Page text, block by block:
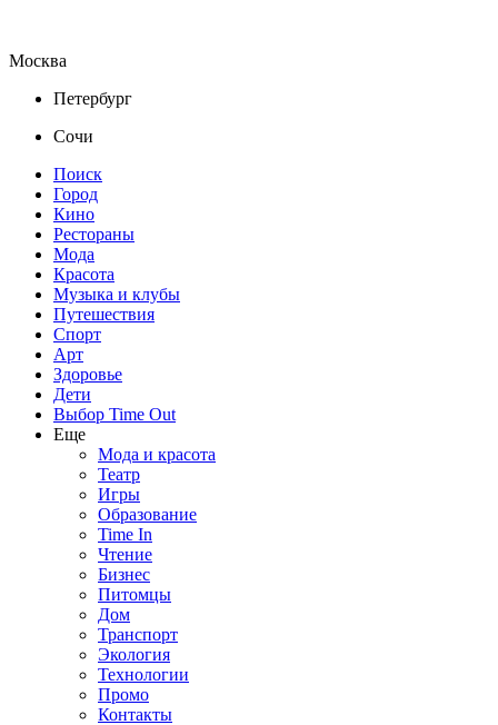
Москва
Петербург
Сочи
Поиск
Город
Кино
Рестораны
Мода
Красота
Музыка и клубы
Путешествия
Спорт
Арт
Здоровье
Дети
Выбор Time Out
Еще
Мода и красота
Театр
Игры
Образование
Time In
Чтение
Бизнес
Питомцы
Дом
Транспорт
Экология
Технологии
Промо
Контакты